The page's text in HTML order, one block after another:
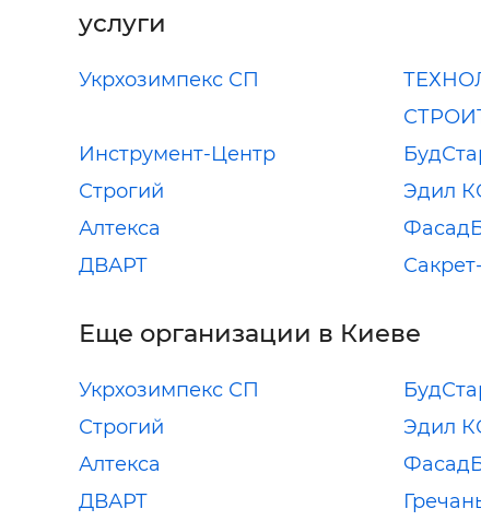
услуги
Укрхозимпекс СП
Инструмент-Центр
Строгий
Эдил
Алтекса
ДВАРТ
Еще организации в Киеве
Укрхозимпекс СП
Строгий
Эдил
Алтекса
ДВАРТ